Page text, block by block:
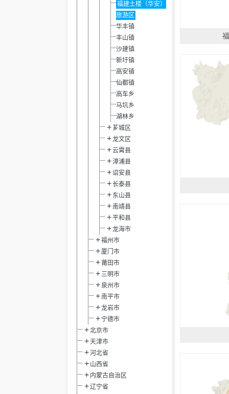
福建土楼（华安）
旅游区
华丰镇
丰山镇
沙建镇
新圩镇
高安镇
仙都镇
高车乡
马坑乡
湖林乡
芗城区
龙文区
云霄县
漳浦县
诏安县
长泰县
东山县
南靖县
平和县
龙海市
福州市
厦门市
莆田市
三明市
泉州市
南平市
龙岩市
宁德市
北京市
天津市
河北省
山西省
内蒙古自治区
辽宁省